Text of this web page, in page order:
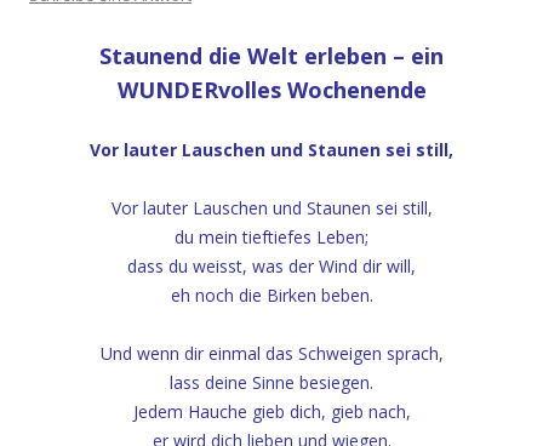
Staunend die Welt erleben – ein
WUNDERvolles Wochenende
Vor lauter Lauschen und Staunen sei still,
Vor lauter Lauschen und Staunen sei still,
du mein tieftiefes Leben;
dass du weisst, was der Wind dir will,
eh noch die Birken beben.
Und wenn dir einmal das Schweigen sprach,
lass deine Sinne besiegen.
Jedem Hauche gieb dich, gieb nach,
er wird dich lieben und wiegen.